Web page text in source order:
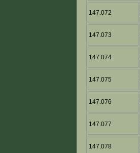
147.072
147.073
147.074
147.075
147.076
147.077
147.078